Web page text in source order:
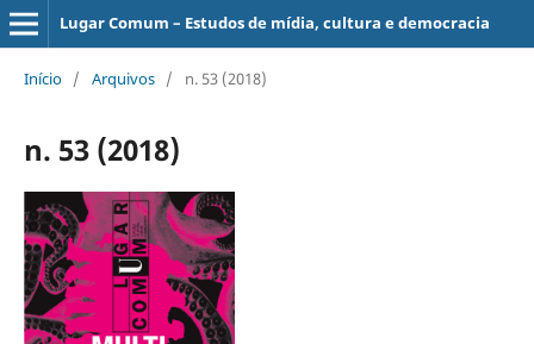
Lugar Comum – Estudos de mídia, cultura e democracia
Início / Arquivos / n. 53 (2018)
n. 53 (2018)